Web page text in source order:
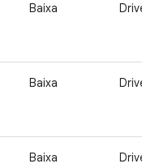
Baixa Driver
Baixa Driver
Baixa Driver